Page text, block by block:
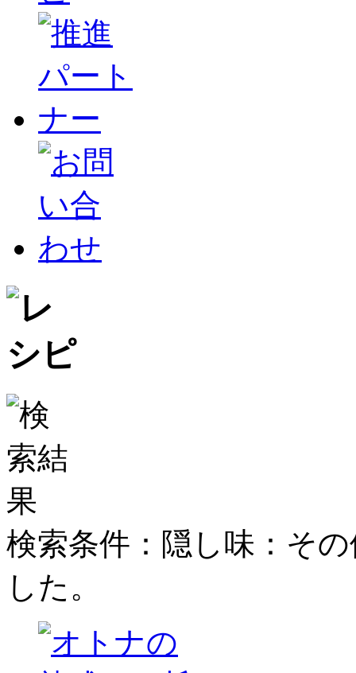
検索条件：隠し味：そ
した。